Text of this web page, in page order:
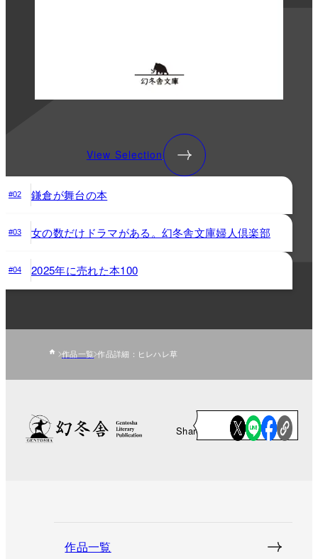
View Selection
#02 鎌倉が舞台の本
#03 女の数だけドラマがある。幻冬舎文庫婦人倶楽部
#04 2025年に売れた本100
作品一覧 作品詳細：ヒレハレ草
Share
作品一覧